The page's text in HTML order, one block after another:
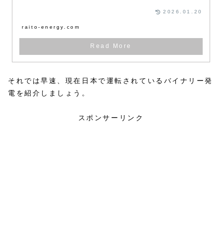
raito-energy.com
2026.01.20
それでは早速、現在日本で運転されているバイナリー発
電を紹介しましょう。
スポンサーリンク